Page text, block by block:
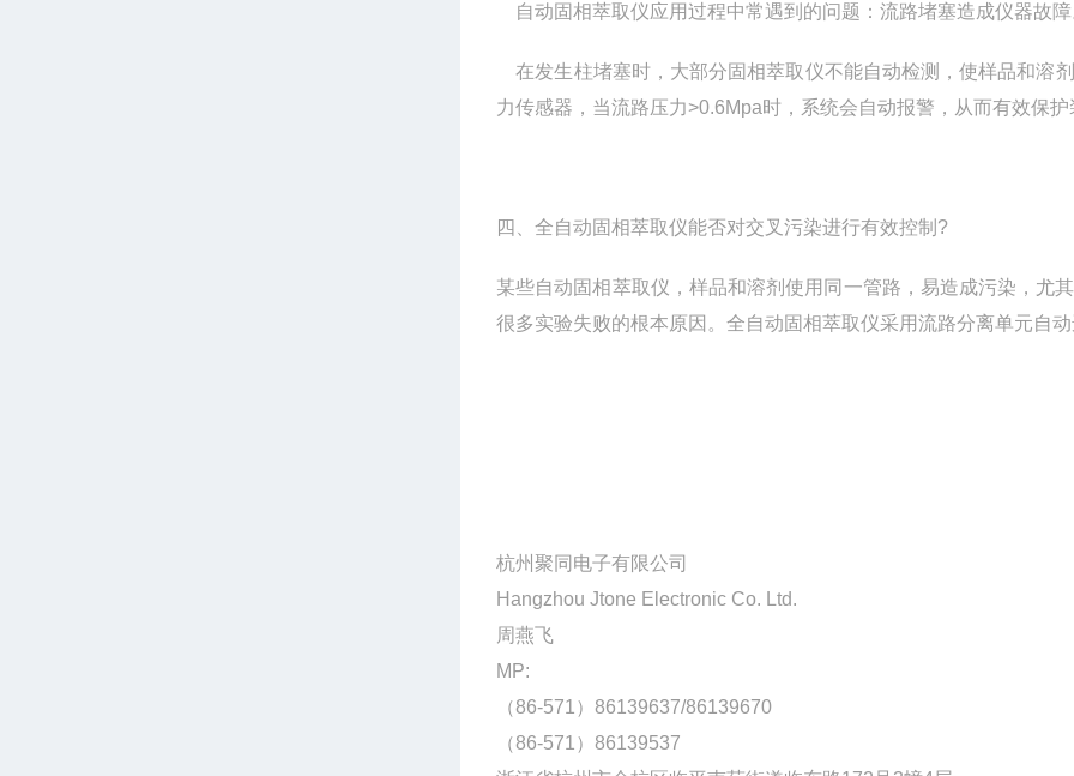
自动固相萃取仪应用过程中常遇到的问题：流路堵塞造成仪器故障
在发生柱堵塞时，大部分固相萃取仪不能自动检测，使样品和溶
力传感器，当流路压力>0.6Mpa时，系统会自动报警，从而有效保护
四、全自动固相萃取仪能否对交叉污染进行有效控制?
某些自动固相萃取仪，样品和溶剂使用同一管路，易造成污染，尤
很多实验失败的根本原因。全自动固相萃取仪采用流路分离单元自
杭州聚同电子有限公司
Hangzhou Jtone Electronic Co. Ltd.
周燕飞
MP:
（86-571）86139637/86139670
（86-571）86139537